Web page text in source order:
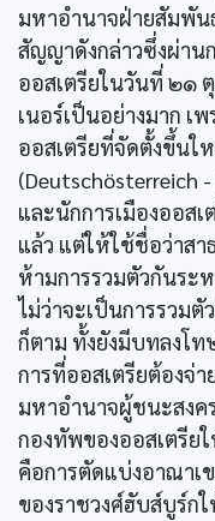
มหาอำนาจฝ่ายสัมพั
สัญญาดังกล่าวซึ่งผ่าน
ออสเตรียในวันที่ ๒๑
เนอร์เป็นอย่างมาก
ออสเตรียที่จัดตั้งขึ้นใ
(Deutschösterreich
และนักการเมืองออส
แล้ว แต่ให้ใช้ชื่อว่าสา
ห้ามการรวมตัวกันระ
ไม่ว่าจะเป็นการรวมตั
ก็ตาม ทั้งยังมีบทลงโท
การที่ออสเตรียต้องจ่
มหาอำนาจผู้ชนะสงค
กองทัพของออสเตรีย
คือการตัดแบ่งอาณาเ
ของราชวงศ์ฮับส์บูร์ก